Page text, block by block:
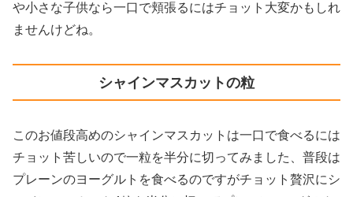
や小さな子供なら一口で頬張るにはチョット大変かもしれ
ませんけどね。
シャインマスカットの粒
このお値段高めのシャインマスカットは一口で食べるには
チョット苦しいので一粒を半分に切ってみました、普段は
プレーンのヨーグルトを食べるのですがチョット贅沢にシ